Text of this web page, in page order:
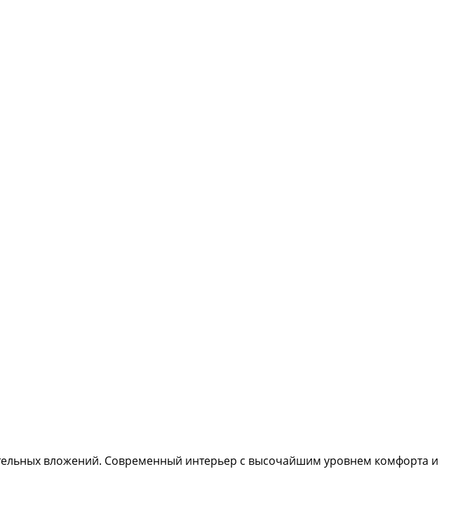
вложений. Современный интерьер с высочайшим уровнем комфорта и